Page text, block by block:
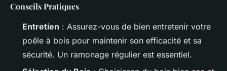
Conseils Pratiques
Entretien : Assurez-vous de bien entretenir votre
poêle à bois pour maintenir son efficacité et sa
sécurité. Un ramonage régulier est essentiel.